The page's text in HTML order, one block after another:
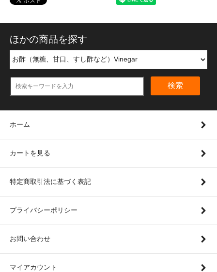
ほかの商品を探す
検索
ホーム
カートを見る
特定商取引法に基づく表記
プライバシーポリシー
お問い合わせ
マイアカウント